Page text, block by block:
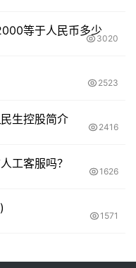
等于人民币多少
3020
2523
生控股简介
2416
工客服吗？
1626
1571